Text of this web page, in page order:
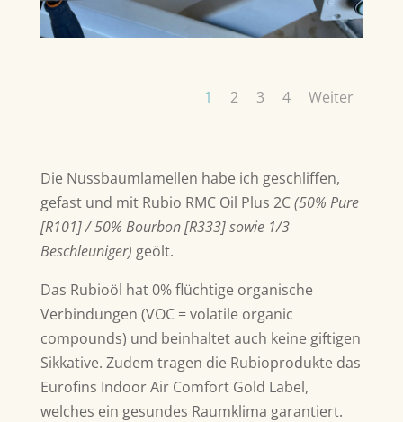
1 2 3 4 Weiter
Die Nussbaumlamellen habe ich geschliffen,
gefast und mit Rubio RMC Oil Plus 2C(50% Pure
[R101] / 50% Bourbon [R333] sowie 1/3
Beschleuniger) geölt.
Das Rubioöl hat 0% flüchtige organische
Verbindungen (VOC = volatile organic
compounds) und beinhaltet auch keine giftigen
Sikkative. Zudem tragen die Rubioprodukte das
Eurofins Indoor Air Comfort Gold Label,
welches ein gesundes Raumklima garantiert.